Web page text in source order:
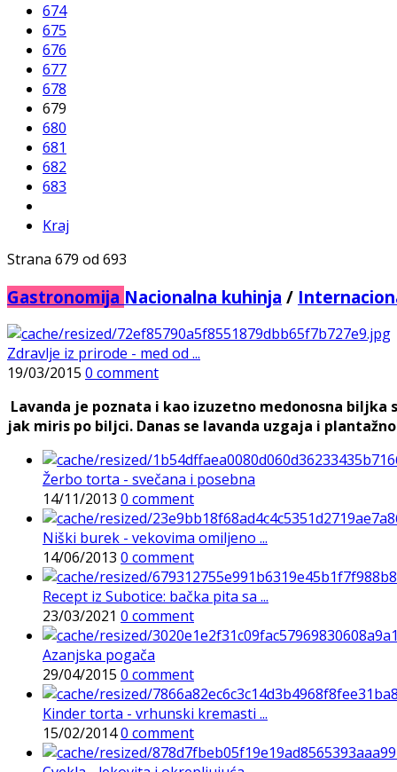
674
675
676
677
678
679
680
681
682
683
Kraj
Strana 679 od 693
Gastronomija Nacionalna kuhinja /
Zdravlje iz prirode - med od ...
19/03/2015 0 comment
Lavanda je poznata i kao izuzetno medonosna
jak miris po biljci. Danas se lavanda uzgaja i
Žerbo torta - svečana i posebna
14/11/2013 0 comment
Niški burek - vekovima omiljeno ...
14/06/2013 0 comment
Recept iz Subotice: bačka pita sa ...
23/03/2021 0 comment
Azanjska pogača
29/04/2015 0 comment
Kinder torta - vrhunski kremasti ...
15/02/20140 comment